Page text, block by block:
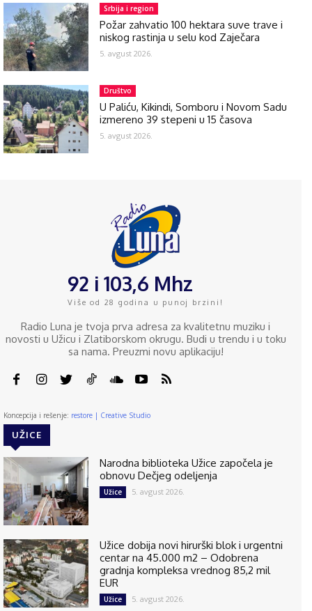
Srbija i region
Požar zahvatio 100 hektara suve trave i
niskog rastinja u selu kod Zaječara
5. avgust 2026.
Društvo
U Paliću, Kikindi, Somboru i Novom Sadu
izmereno 39 stepeni u 15 časova
5. avgust 2026.
92 i 103,6 Mhz
Više od 28 godina u punoj brzini!
Radio Luna je tvoja prva adresa za kvalitetnu muziku i
novosti u Užicu i Zlatiborskom okrugu. Budi u trendu i u toku
sa nama. Preuzmi novu aplikaciju!
Koncepcija i rešenje: restore | Creative Studio
UŽICE
Narodna biblioteka Užice započela je
obnovu Dečjeg odeljenja
Užice 5. avgust 2026.
Užice dobija novi hirurški blok i urgentni
centar na 45.000 m2 – Odobrena
gradnja kompleksa vrednog 85,2 mil
EUR
Užice 5. avgust 2026.